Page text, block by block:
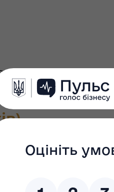
ПЛАТФОРМА
Ж